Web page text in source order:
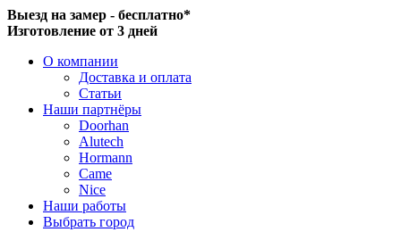
Выезд на замер - бесплатно*
Изготовление от 3 дней
О компании
Доставка и оплата
Статьи
Наши партнёры
Doorhan
Alutech
Hormann
Came
Nice
Наши работы
Выбрать город